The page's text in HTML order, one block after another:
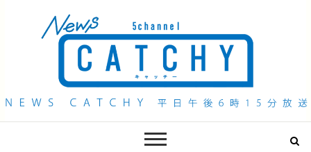
QAB NEWS Headline